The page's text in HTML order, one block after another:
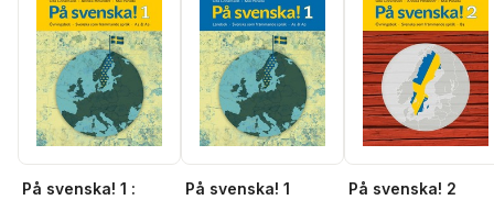
På svenska! 1 :
På svenska! 1
På svenska! 2